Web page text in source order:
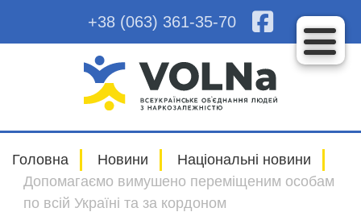
+38 (063) 361-35-70
Головна Новини
Національні новини
Допомагаємо вимушено переміщеним особам
по всій Україні та за кордоном